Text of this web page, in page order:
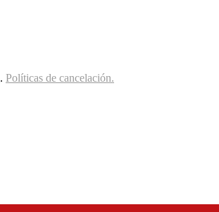
. Políticas de cancelación.